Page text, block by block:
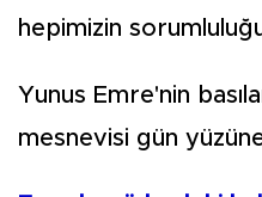
hepimizin
Yunus Emre'nin
mesnevisi gün yüzüne